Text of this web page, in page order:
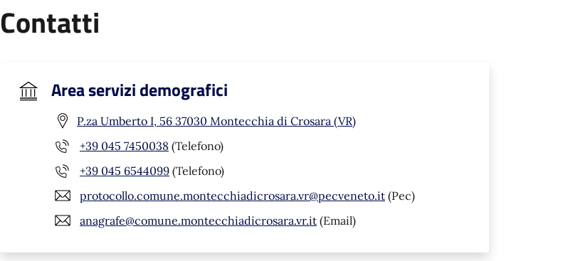
Contatti
Area servizi demografici
P.za Umberto I, 56 37030 Montecchia di Crosara (VR)
+39 045 7450038 (Telefono)
+39 045 6544099 (Telefono)
protocollo.comune.montecchiadicrosara.vr@pecveneto.it (Pec)
anagrafe@comune.montecchiadicrosara.vr.it (Email)